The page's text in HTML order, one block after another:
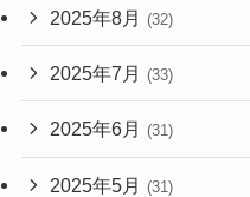
2025年8月 (32)
2025年7月 (33)
2025年6月 (31)
2025年5月 (31)